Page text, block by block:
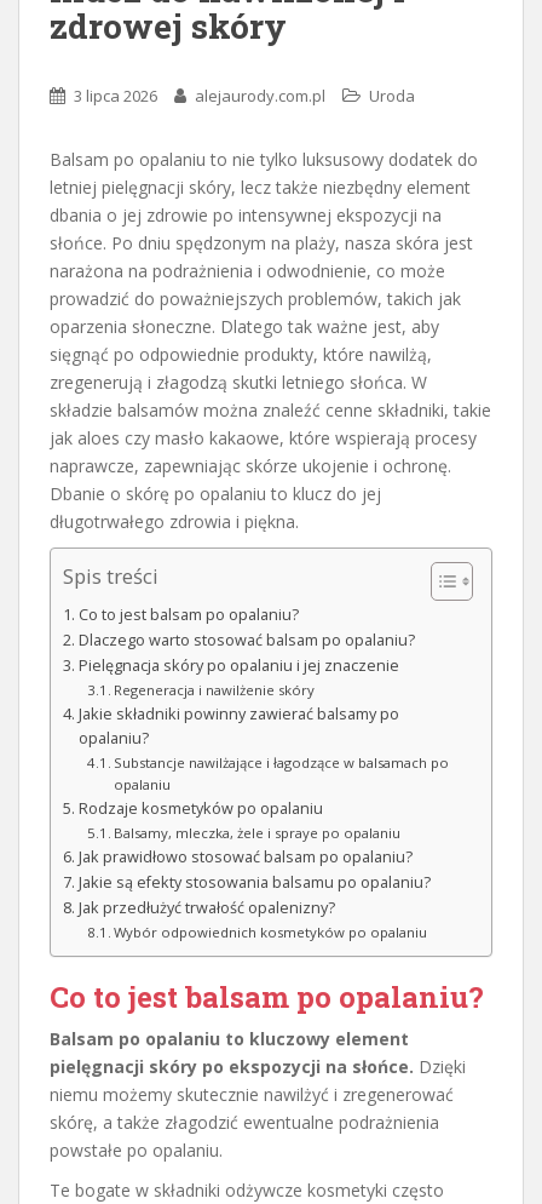
zdrowej skóry
3 lipca 2026 alejaurody.com.pl Uroda
Balsam po opalaniu to nie tylko luksusowy dodatek do
letniej pielęgnacji skóry, lecz także niezbędny element
dbania o jej zdrowie po intensywnej ekspozycji na
słońce. Po dniu spędzonym na plaży, nasza skóra jest
narażona na podrażnienia i odwodnienie, co może
prowadzić do poważniejszych problemów, takich jak
oparzenia słoneczne. Dlatego tak ważne jest, aby
sięgnąć po odpowiednie produkty, które nawilżą,
zregenerują i złagodzą skutki letniego słońca. W
składzie balsamów można znaleźć cenne składniki, takie
jak aloes czy masło kakaowe, które wspierają procesy
naprawcze, zapewniając skórze ukojenie i ochronę.
Dbanie o skórę po opalaniu to klucz do jej
długotrwałego zdrowia i piękna.
Spis treści
Co to jest balsam po opalaniu?
Dlaczego warto stosować balsam po opalaniu?
Pielęgnacja skóry po opalaniu i jej znaczenie
Regeneracja i nawilżenie skóry
Jakie składniki powinny zawierać balsamy po
opalaniu?
Substancje nawilżające i łagodzące w balsamach po
opalaniu
Rodzaje kosmetyków po opalaniu
Balsamy, mleczka, żele i spraye po opalaniu
Jak prawidłowo stosować balsam po opalaniu?
Jakie są efekty stosowania balsamu po opalaniu?
Jak przedłużyć trwałość opalenizny?
Wybór odpowiednich kosmetyków po opalaniu
Co to jest balsam po opalaniu?
Balsam po opalaniu to kluczowy element
pielęgnacji skóry po ekspozycji na słońce. Dzięki
niemu możemy skutecznie nawilżyć i zregenerować
skórę, a także złagodzić ewentualne podrażnienia
powstałe po opalaniu.
Te bogate w składniki odżywcze kosmetyki często